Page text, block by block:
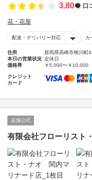
3.80 口
花・花屋
配達・デリバリー対応 カ
住所
群馬県高崎市柳川町
本日の営業状況 定休日
価格帯
￥5,000〜￥10,000
クレジット
カード
店舗公式
有限会社フローリスト